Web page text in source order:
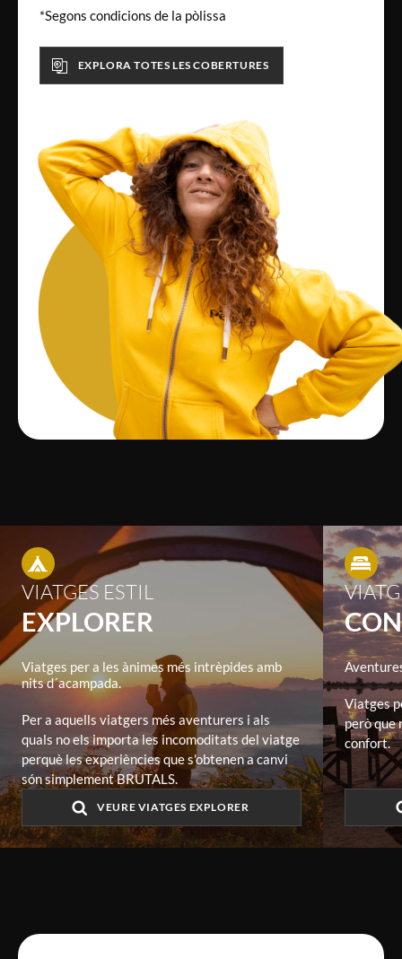
*Segons condicions de la pòlissa
EXPLORA TOTES LES COBERTURES
VIATGES ESTIL
EXPLORER
Viatges per a les ànimes més intrèpides amb
nits d´acampada.
Per a aquells viatgers més aventurers i als
quals no els importa les incomoditats del viatge
perquè les experiències que s'obtenen a canvi
són simplement BRUTALS.
VEURE VIATGES EXPLORER
Viatges
però que
confort.